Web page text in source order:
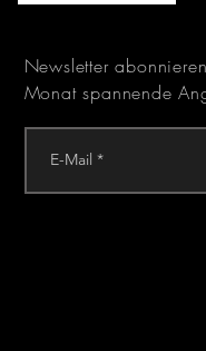
Newsletter
Monat spannende